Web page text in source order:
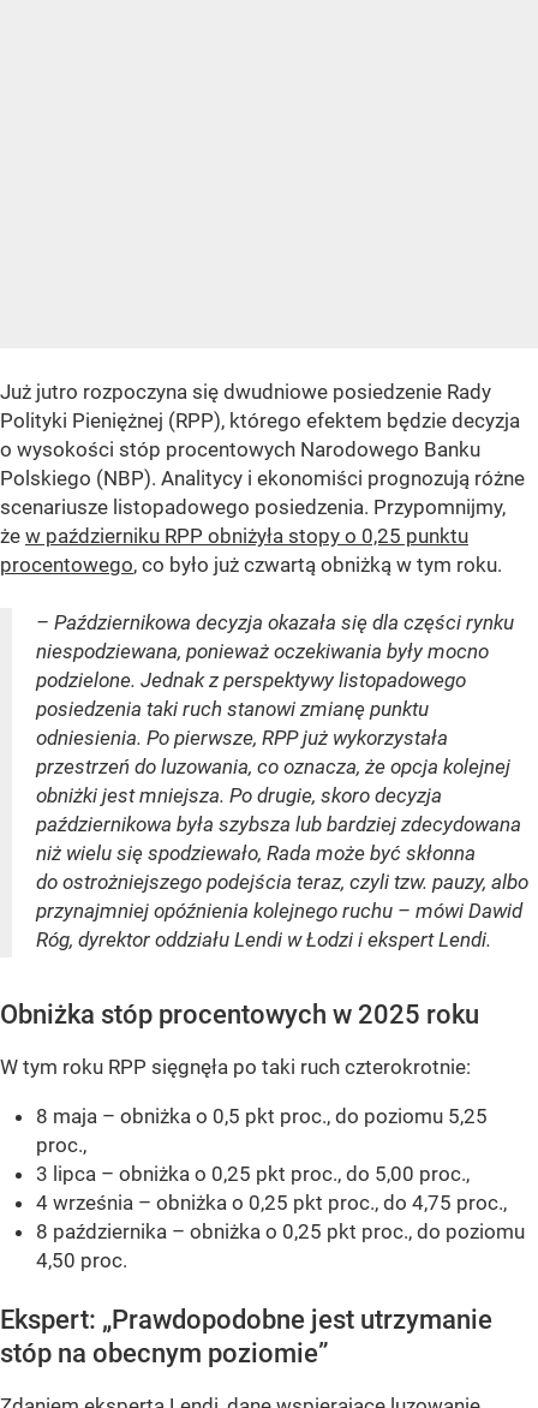
Już jutro rozpoczyna się dwudniowe posiedzenie Rady
Polityki Pieniężnej (RPP), którego efektem będzie decyzja
o wysokości stóp procentowych Narodowego Banku
Polskiego (NBP). Analitycy i ekonomiści prognozują różne
scenariusze listopadowego posiedzenia. Przypomnijmy,
że w październiku RPP obniżyła stopy o 0,25 punktu
procentowego, co było już czwartą obniżką w tym roku.
– Październikowa decyzja okazała się dla części rynku
niespodziewana, ponieważ oczekiwania były mocno
podzielone. Jednak z perspektywy listopadowego
posiedzenia taki ruch stanowi zmianę punktu
odniesienia. Po pierwsze, RPP już wykorzystała
przestrzeń do luzowania, co oznacza, że opcja kolejnej
obniżki jest mniejsza. Po drugie, skoro decyzja
październikowa była szybsza lub bardziej zdecydowana
niż wielu się spodziewało, Rada może być skłonna
do ostrożniejszego podejścia teraz, czyli tzw. pauzy, albo
przynajmniej opóźnienia kolejnego ruchu – mówi Dawid
Róg, dyrektor oddziału Lendi w Łodzi i ekspert Lendi.
Obniżka stóp procentowych w 2025 roku
W tym roku RPP sięgnęła po taki ruch czterokrotnie:
8 maja – obniżka o 0,5 pkt proc., do poziomu 5,25
proc.,
3 lipca – obniżka o 0,25 pkt proc., do 5,00 proc.,
4 września – obniżka o 0,25 pkt proc., do 4,75 proc.,
8 października – obniżka o 0,25 pkt proc., do poziomu
4,50 proc.
Ekspert: „Prawdopodobne jest utrzymanie
stóp na obecnym poziomie”